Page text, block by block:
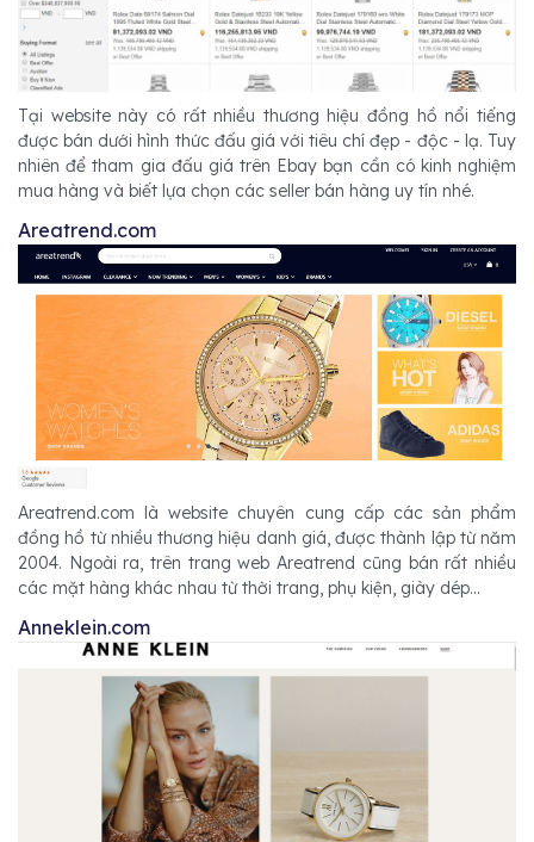
Tại website này có rất nhiều thương hiệu đồng hồ nổi tiếng
được bán dưới hình thức đấu giá với tiêu chí đẹp - độc - lạ. Tuy
nhiên để tham gia đấu giá trên Ebay bạn cần có kinh nghiệm
mua hàng và biết lựa chọn các seller bán hàng uy tín nhé.
Areatrend.com
Areatrend.com là website chuyên cung cấp các sản phẩm
đồng hồ từ nhiều thương hiệu danh giá, được thành lập từ năm
2004. Ngoài ra, trên trang web Areatrend cũng bán rất nhiều
các mặt hàng khác nhau từ thời trang, phụ kiện, giày dép...
Anneklein.com